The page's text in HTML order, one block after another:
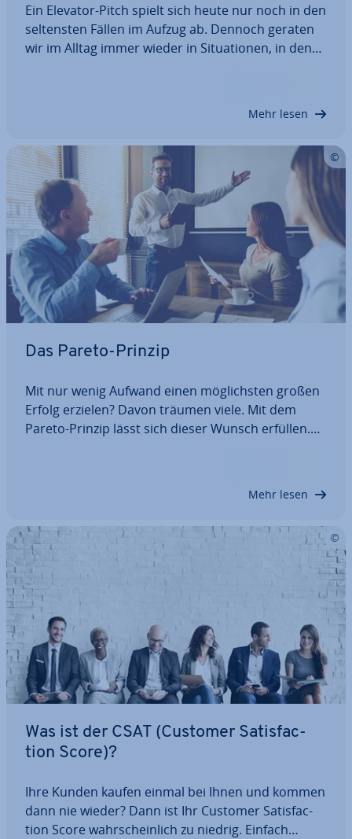
Ein Elevator-Pitch spielt sich heute nur noch in den
sel­tens­ten Fällen im Aufzug ab. Dennoch geraten
wir im Alltag immer wieder in Si­tua­tio­nen, in denen
Mehr lesen
Das Pareto-Prinzip
Mit nur wenig Aufwand einen mög­lichs­ten großen
Erfolg erzielen? Davon träumen viele. Mit dem
Pareto-Prinzip lässt sich dieser Wunsch erfüllen.
Mehr lesen
Was ist der CSAT (Customer Sa­tis­fac­
tion Score)?
Ihre Kunden kaufen einmal bei Ihnen und kommen
dann nie wieder? Dann ist Ihr Customer Sa­tis­fac­
tion Score wahr­schein­lich zu niedrig. Einfach